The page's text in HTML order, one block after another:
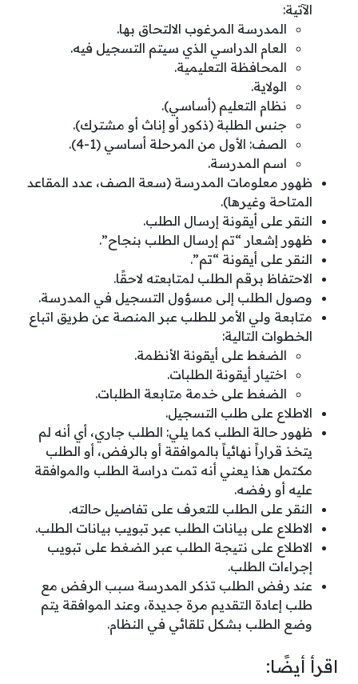
الآتية:
المدرسة المرغوب الالتحاق بها.
العام الدراسي الذي سيتم التسجيل فيه.
المحافظة التعليمية.
الولاية.
نظام التعليم (أساسي).
جنس الطلبة (ذكور أو إناث أو مشترك).
الصف: الأول من المرحلة أساسي (1-4).
اسم المدرسة.
ظهور معلومات المدرسة (سعة الصف، عدد المقاعد
المتاحة وغيرها).
النقر على أيقونة إرسال الطلب.
ظهور إشعار “تم إرسال الطلب بنجاح”.
النقر على أيقونة “تم”.
الاحتفاظ برقم الطلب لمتابعته لاحقًا.
وصول الطلب إلى مسؤول التسجيل في المدرسة.
متابعة ولي الأمر للطلب عبر المنصة عن طريق اتباع
الخطوات التالية:
الضغط على أيقونة الأنظمة.
اختيار أيقونة الطلبات.
الضغط على خدمة متابعة الطلبات.
الاطلاع على طلب التسجيل.
ظهور حالة الطلب كما يلي: الطلب جاري، أي أنه لم
يتخذ قراراً نهائياً بالموافقة أو بالرفض، أو الطلب
مكتمل هذا يعني أنه تمت دراسة الطلب والموافقة
عليه أو رفضه.
النقر على الطلب للتعرف على تفاصيل حالته.
الاطلاع على بيانات الطلب عبر تبويب بيانات الطلب.
الاطلاع على نتيجة الطلب عبر الضغط على تبويب
إجراءات الطلب.
عند رفض الطلب تذكر المدرسة سبب الرفض مع
طلب إعادة التقديم مرة جديدة، وعند الموافقة يتم
وضع الطلب بشكل تلقائي في النظام.
اقرأ أيضًا: